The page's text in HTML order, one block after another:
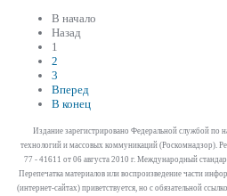
В начало
Назад
1
2
3
Вперед
В конец
Издание зарегистрировано Федеральной службой по
технологий и массовых коммуникаций (Роскомнадзор).
77 - 41611 от 06 августа 2010 г. Международный
Перепечатка материалов или воспроизведение части
(интернет-сайтах) приветствуется, но с обязательной